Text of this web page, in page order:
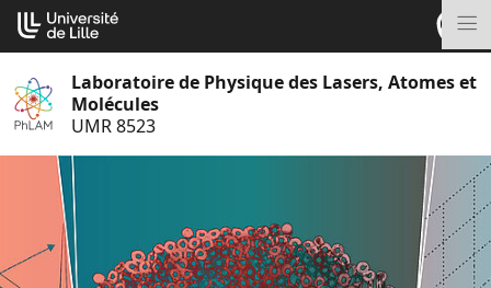
Aller
au
contenu
Laboratoire de Physique des Lasers, Atomes et
Molécules
UMR 8523
Cookies management panel